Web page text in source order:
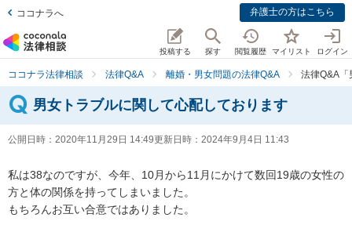
ココナラへ 弁護士の方はこちら
投稿する 探す 閲覧履歴 マイリスト ログイン
ココナラ法律相談 法律Q&A 離婚・男女問題の法律Q&A 法律Q&A「
男女トラブルに関して心配しております
公開日時： 2020年11月29日 14:49更新日時： 2024年9月4日 11:43
私は38なのですが、今年、10月から11月にかけて数回19歳の女性の
方と体の関係を持ってしまいました。
もちろんお互い合意ではありました。